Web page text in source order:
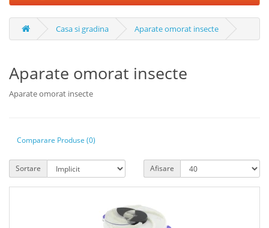
Casa si gradina Aparate omorat insecte
Aparate omorat insecte
Aparate omorat insecte
Comparare Produse (0)
Sortare Afisare